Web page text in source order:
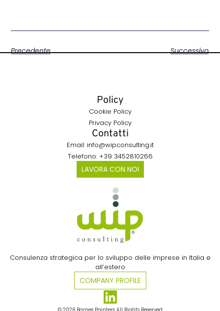
Precedente Successivo
Consulenza strategica per lo sviluppo delle imprese in Italia e
all’estero​
COMPANY PROFILE
Policy
Cookie Policy
Privacy Policy
Contatti
Email: info@wipconsulting.it
Telefono: +39 3452810266
LAVORA CON NOI